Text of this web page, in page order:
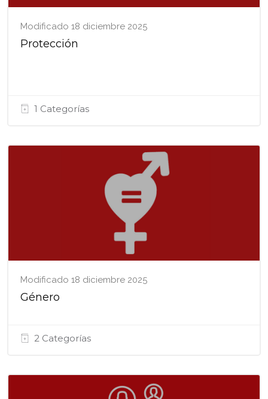
Modificado 18 diciembre 2025
Protección
1 Categorías
Modificado 18 diciembre 2025
Género
2 Categorías